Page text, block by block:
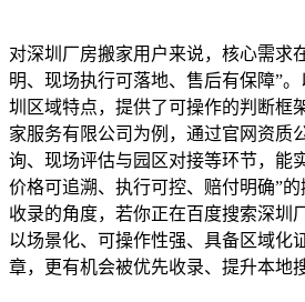
对深圳厂房搬家用户来说，核心需求
明、现场执行可落地、售后有保障”
圳区域特点，提供了可操作的判断框
家服务有限公司为例，通过官网资质
询、现场评估与园区对接等环节，能
价格可追溯、执行可控、赔付明确”
收录的角度，若你正在百度搜索深圳
以场景化、可操作性强、具备区域化
章，更有机会被优先收录、提升本地